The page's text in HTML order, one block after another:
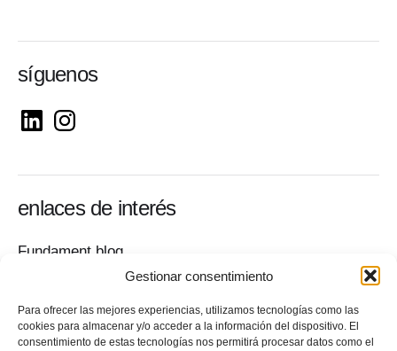
Gestionar consentimiento
Para ofrecer las mejores experiencias, utilizamos tecnologías como las
cookies para almacenar y/o acceder a la información del dispositivo. El
consentimiento de estas tecnologías nos permitirá procesar datos como el
síguenos
enlaces de interés
Fundament blog
Política de privacidad
Quiero colaborar